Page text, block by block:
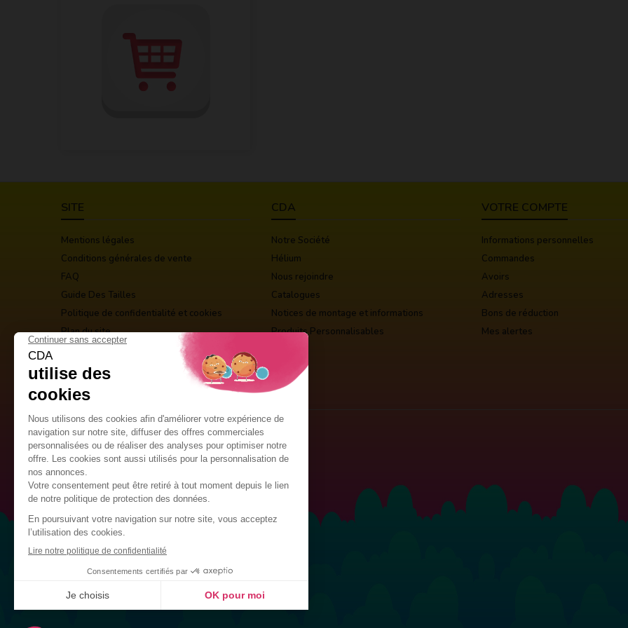
SITE
Mentions légales
Conditions générales de vente
FAQ
Guide Des Tailles
Politique de confidentialité et cookies
Plan du site
Kits de décoration
Drapeaux Personnalisés
CDA
Notre Société
Hélium
Nous rejoindre
Catalogues
Notices de montage et informations
Produits Personnalisables
VOTRE COMPTE
Informations personnelles
Commandes
Avoirs
Adresses
Bons de réduction
Mes alertes